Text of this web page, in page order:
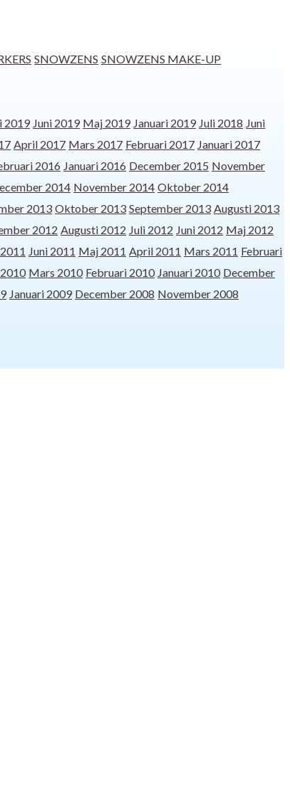
SNOWZENS SNOWZENS MAKE-UP
2019 Juni 2019 Maj 2019 Januari 2019 Juli 2018 Juni
April 2017 Mars 2017 Februari 2017 Januari 2017
2016 Januari 2016 December 2015 November
2014 November 2014 Oktober 2014
2013 Oktober 2013 September 2013 Augusti 2013
2012 Augusti 2012 Juli 2012 Juni 2012 Maj 2012
Juni 2011 Maj 2011 April 2011 Mars 2011 Februari
Mars 2010 Februari 2010 Januari 2010 December
Januari 2009 December 2008 November 2008